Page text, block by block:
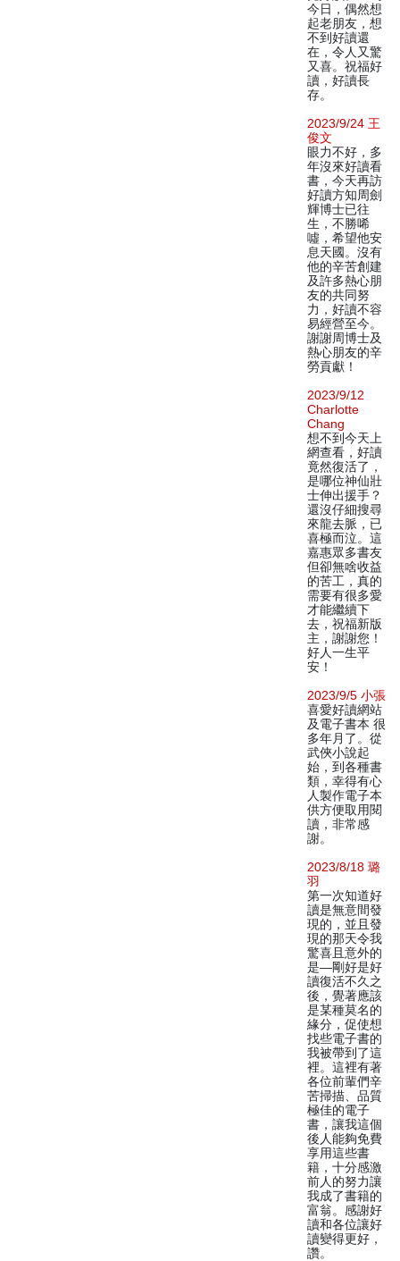
今日，偶然想
起老朋友，想
不到好讀還
在，令人又驚
又喜。祝福好
讀，好讀長
存。
2023/9/24 王
俊文
眼力不好，多
年沒來好讀看
書，今天再訪
好讀方知周劍
輝博士已往
生，不勝唏
噓，希望他安
息天國。沒有
他的辛苦創建
及許多熱心朋
友的共同努
力，好讀不容
易經營至今。
謝謝周博士及
熱心朋友的辛
勞貢獻！
2023/9/12
Charlotte
Chang
想不到今天上
網查看，好讀
竟然復活了，
是哪位神仙壯
士伸出援手？
還沒仔細搜尋
來龍去脈，已
喜極而泣。這
嘉惠眾多書友
但卻無啥收益
的苦工，真的
需要有很多愛
才能繼續下
去，祝福新版
主，謝謝您！
好人一生平
安！
2023/9/5 小張
喜愛好讀網站
及電子書本 很
多年月了。從
武俠小說起
始，到各種書
類，幸得有心
人製作電子本
供方便取用閱
讀，非常感
謝。
2023/8/18 璐
羽
第一次知道好
讀是無意間發
現的，並且發
現的那天令我
驚喜且意外的
是—剛好是好
讀復活不久之
後，覺著應該
是某種莫名的
緣分，促使想
找些電子書的
我被帶到了這
裡。這裡有著
各位前輩們辛
苦掃描、品質
極佳的電子
書，讓我這個
後人能夠免費
享用這些書
籍，十分感激
前人的努力讓
我成了書籍的
富翁。感謝好
讀和各位讓好
讀變得更好，
讚。